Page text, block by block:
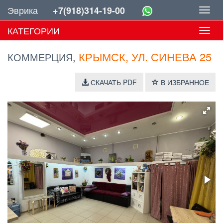
Эврика +7(918)314-19-00
КАТЕГОРИИ
КОММЕРЦИЯ, КРЫМСК, УЛ. СИНЕВА 25
СКАЧАТЬ PDF В ИЗБРАННОЕ